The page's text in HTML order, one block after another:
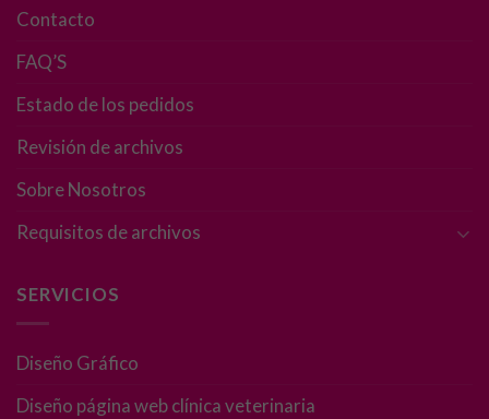
Contacto
FAQ’S
Estado de los pedidos
Revisión de archivos
Sobre Nosotros
Requisitos de archivos
SERVICIOS
Diseño Gráfico
Diseño página web clínica veterinaria